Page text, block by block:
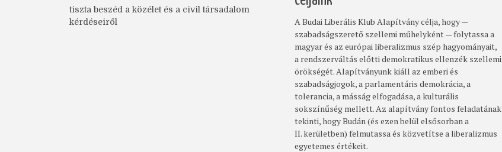
tiszta beszéd a közélet és a civil társadalom
kérdéseiről
A Budai Liberális Klub Alapítvány célja, hogy —
szabadságszerető szellemi műhelyként — folytassa a
magyar és az európai liberalizmus szép hagyományait,
a rendszerváltás előtti demokratikus ellenzék szellemi
örökségét. Alapítványunk kiáll az emberi és
szabadságjogok, a parlamentáris demokrácia, a
tolerancia, a másság elfogadása, a kulturális
sokszínűség mellett. Az alapítvány fontos feladatának
tekinti, hogy Budán (és ezen belül elsősorban a
II. kerületben) felmutassa és közvetítse a liberalizmus
egyetemes értékeit.